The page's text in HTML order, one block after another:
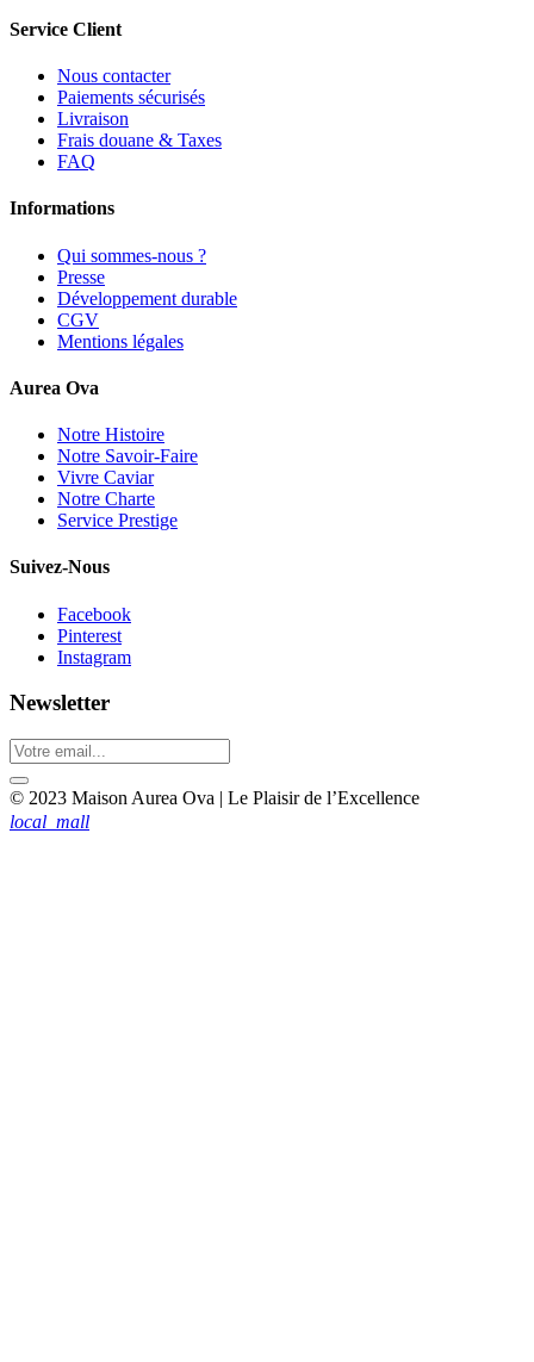
Service Client
Nous contacter
Paiements sécurisés
Livraison
Frais douane & Taxes
FAQ
Informations
Qui sommes-nous ?
Presse
Développement durable
CGV
Mentions légales
Aurea Ova
Notre Histoire
Notre Savoir-Faire
Vivre Caviar
Notre Charte
Service Prestige
Suivez-Nous
Facebook
Pinterest
Instagram
Newsletter
© 2023 Maison Aurea Ova | Le Plaisir de l’Excellence
local_mall